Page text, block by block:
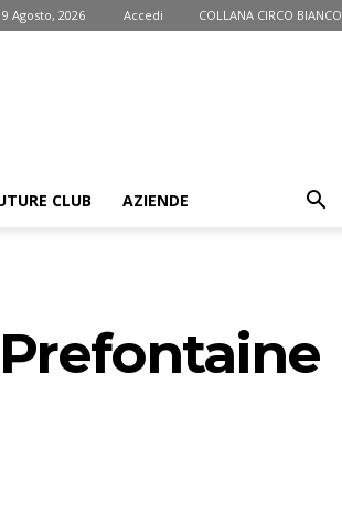
Agosto, 2026 Accedi COLLANA CIRCO BIANCO
CLUB AZIENDE